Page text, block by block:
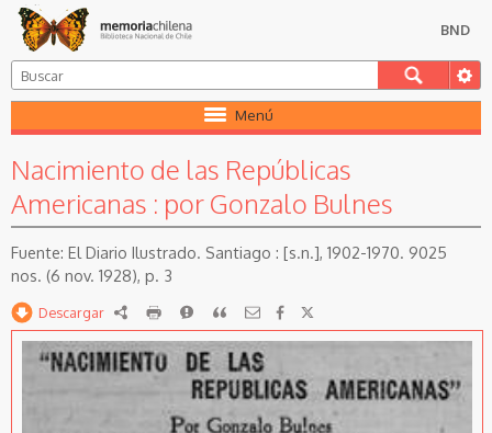
BND
Menú
Nacimiento de las Repúblicas
Americanas : por Gonzalo Bulnes
El Diario Ilustrado. Santiago : [s.n.], 1902-1970. 9025
nos. (6 nov. 1928), p. 3
Descargar RDF imprimirReportarCitar